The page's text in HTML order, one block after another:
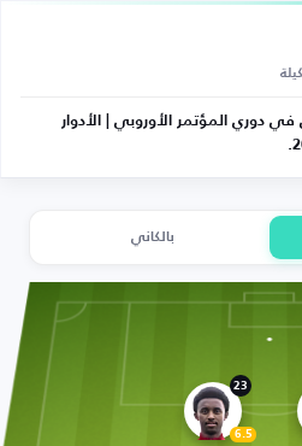
في دوري المؤتمر الأوروبي | الأدوار
بالكاني
23
6.5